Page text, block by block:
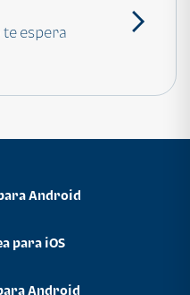
espera
Android
para iOS
Android